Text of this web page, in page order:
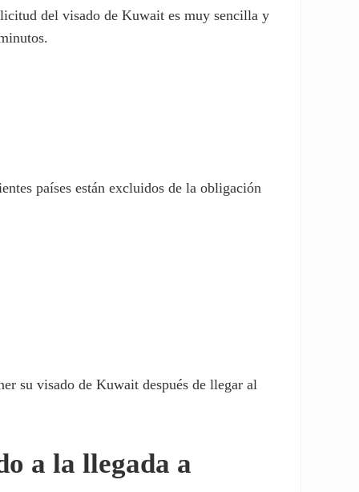
del visado de Kuwait es muy sencilla y
países están excluidos de la obligación
su visado de Kuwait después de llegar al
a la llegada a